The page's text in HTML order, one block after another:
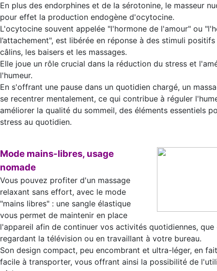
En plus des endorphines et de la sérotonine, le masseur
pour effet la production endogène d'ocytocine.
L'ocytocine souvent appelée "l'hormone de l'amour" ou
l’attachement", est libérée en réponse à des stimuli
câlins, les baisers et les massages.
Elle joue un rôle crucial dans la réduction du stress et
l'humeur.
En s'offrant une pause dans un quotidien chargé, un
se recentrer mentalement, ce qui contribue à réguler
améliorer la qualité du sommeil, des éléments essentiels
stress au quotidien.
Mode mains-libres, usage
nomade
Vous pouvez profiter d'un massage
relaxant sans effort, avec le mode
"mains libres" : une sangle élastique
vous permet de maintenir en place
l'appareil afin de continuer vos activités quotidiennes, que
regardant la télévision ou en travaillant à votre bureau.
Son design compact, peu encombrant et ultra-léger, en
facile à transporter, vous offrant ainsi la possibilité de